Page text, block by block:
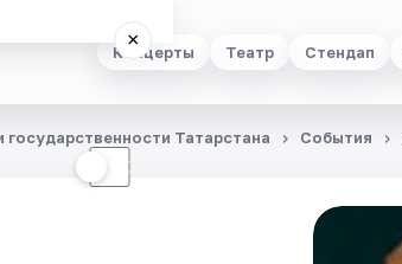
Концерты Театр Стендап
×
☾
государственности Татарстана События